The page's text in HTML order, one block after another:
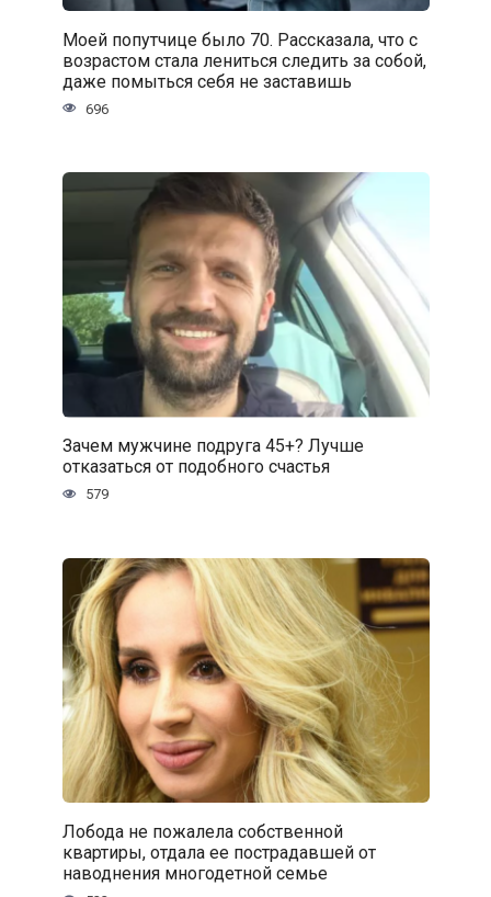
Моей попутчице было 70. Рассказала, что с
возрастом стала лениться следить за собой,
даже помыться себя не заставишь
696
Зачем мужчине подруга 45+? Лучше
отказаться от подобного счастья
579
Лобода не пожалела собственной
квартиры, отдала ее пострадавшей от
наводнения многодетной семье